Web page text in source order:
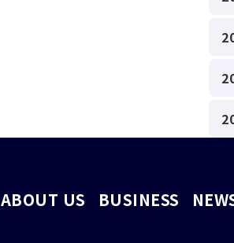
ABOUT US BUSINESS